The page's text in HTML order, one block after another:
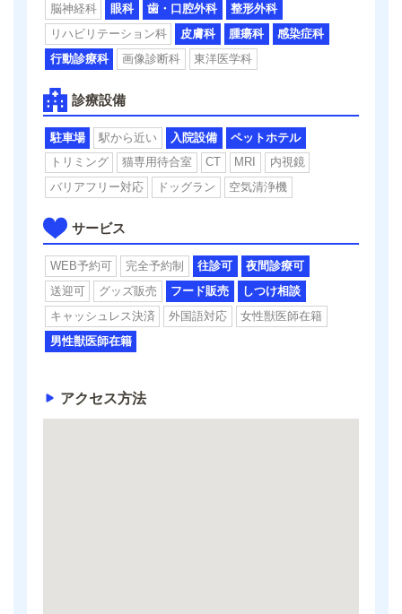
脳神経科
眼科 歯・口腔外科
整形外科
リハビリテーション科
皮膚科 腫瘍科
感染症科
行動診療科
画像診断科 東洋医学科
診療設備
駐車場 駅から近い 入院設備
ペットホテル
トリミング
猫専用待合室 CT MRI
内視鏡
バリアフリー対応
ドッグラン 空気清浄機
サービス
WEB予約可 完全予約制 往診可
夜間診療可
送迎可
グッズ販売 フード販売
しつけ相談
キャッシュレス決済
外国語対応
女性獣医師在籍
男性獣医師在籍
アクセス方法